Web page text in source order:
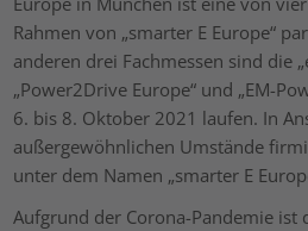
Rahmen von „smarter E Europe“
anderen drei Fachmessen sind die
„Power2Drive Europe“ und „EM-
6. bis 8. Oktober 2021 laufen. In
außergewöhnlichen Umstände
unter dem Namen „smarter E
Aufgrund der Corona-Pandemie ist